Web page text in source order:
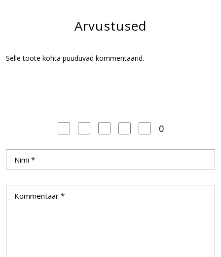
Arvustused
Selle toote kohta puuduvad kommentaarid.
0